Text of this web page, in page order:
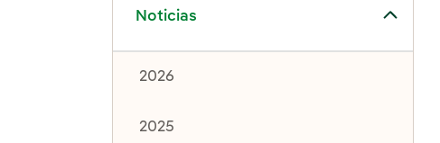
Noticias
Alternar el submenú para Noticias
2026
2025